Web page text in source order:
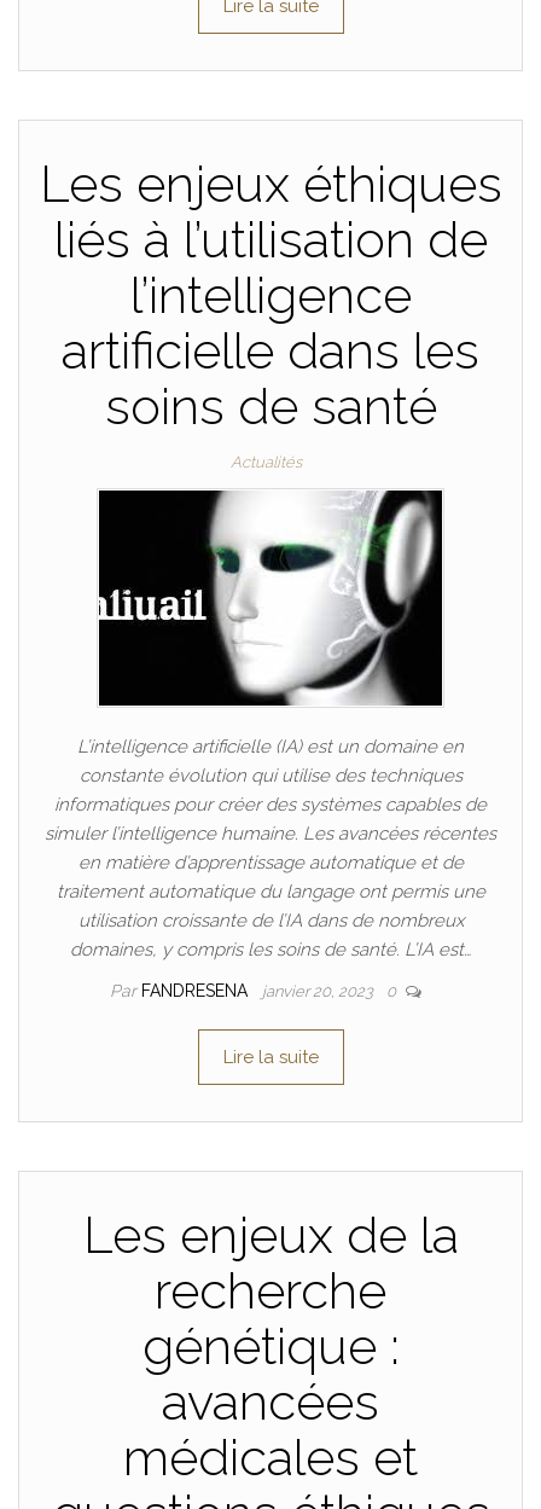
Lire la suite
Les enjeux éthiques
liés à l’utilisation de
l’intelligence
artificielle dans les
soins de santé
Actualités
L’intelligence artificielle (IA) est un domaine en
constante évolution qui utilise des techniques
informatiques pour créer des systèmes capables de
simuler l’intelligence humaine. Les avancées récentes
en matière d’apprentissage automatique et de
traitement automatique du langage ont permis une
utilisation croissante de l’IA dans de nombreux
domaines, y compris les soins de santé. L’IA est…
Par FANDRESENA janvier 20, 2023 0
Lire la suite
Les enjeux de la
recherche
génétique :
avancées
médicales et